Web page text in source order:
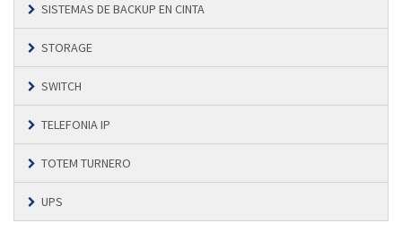
SISTEMAS DE BACKUP EN CINTA
STORAGE
SWITCH
TELEFONIA IP
TOTEM TURNERO
UPS